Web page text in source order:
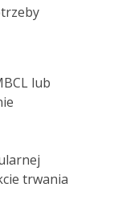
lub
trwania